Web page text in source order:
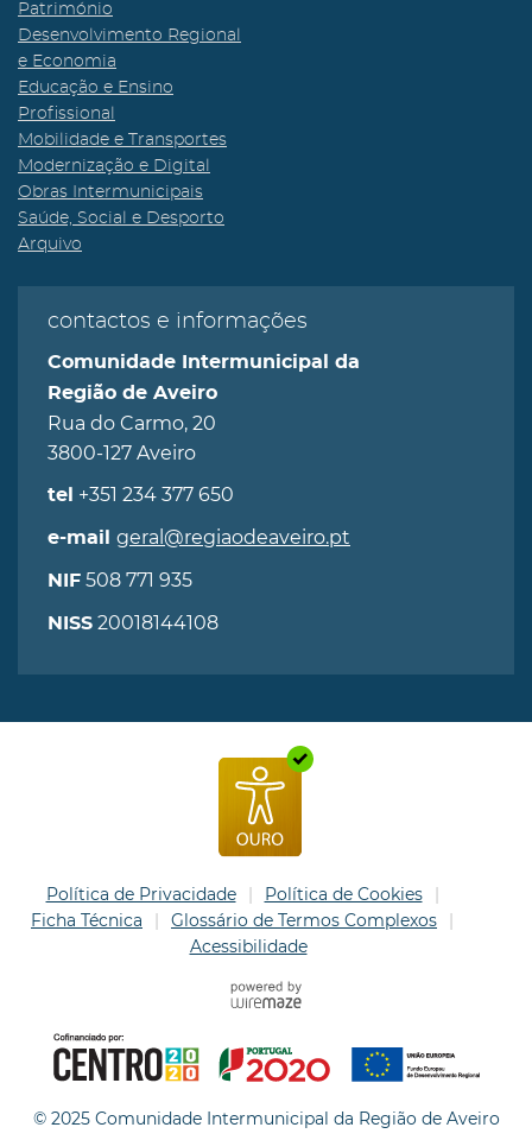
Património
Desenvolvimento Regional
e Economia
Educação e Ensino
Profissional
Mobilidade e Transportes
Modernização e Digital
Obras Intermunicipais
Saúde, Social e Desporto
Arquivo
contactos e informações
Comunidade Intermunicipal da
Região de Aveiro
Rua do Carmo, 20
3800-127 Aveiro
tel +351 234 377 650
e-mail geral@regiaodeaveiro.pt
NIF 508 771 935
NISS 20018144108
Política de Privacidade
Política de Cookies
Ficha Técnica
Glossário de Termos Complexos
Acessibilidade
© 2025 Comunidade Intermunicipal da Região de Aveiro